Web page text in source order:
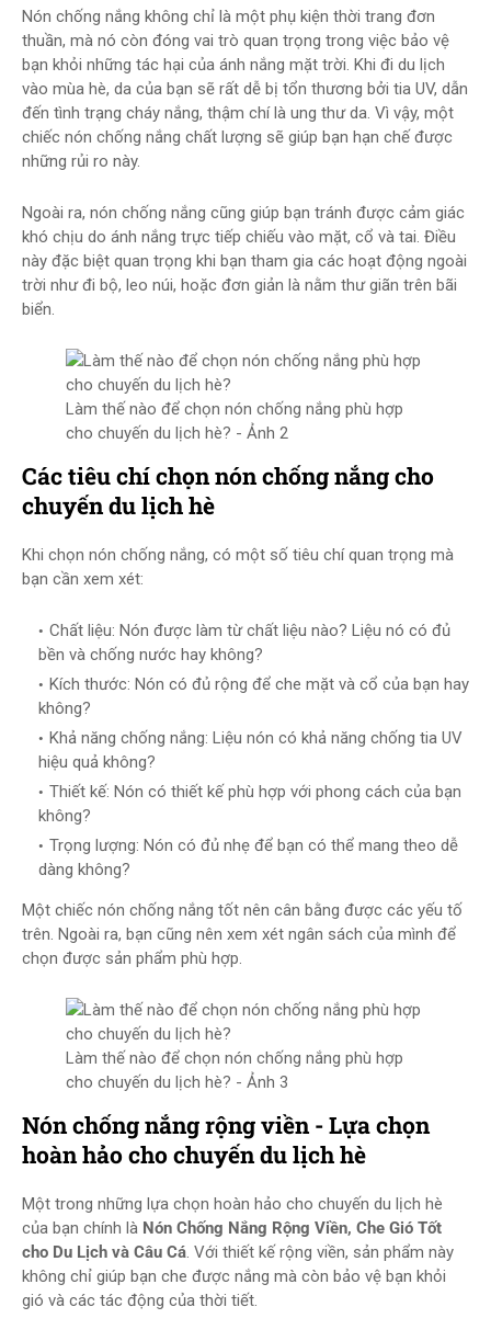
Nón chống nắng không chỉ là một phụ kiện thời trang đơn
thuần, mà nó còn đóng vai trò quan trọng trong việc bảo vệ
bạn khỏi những tác hại của ánh nắng mặt trời. Khi đi du lịch
vào mùa hè, da của bạn sẽ rất dễ bị tổn thương bởi tia UV, dẫn
đến tình trạng cháy nắng, thậm chí là ung thư da. Vì vậy, một
chiếc nón chống nắng chất lượng sẽ giúp bạn hạn chế được
những rủi ro này.
Ngoài ra, nón chống nắng cũng giúp bạn tránh được cảm giác
khó chịu do ánh nắng trực tiếp chiếu vào mặt, cổ và tai. Điều
này đặc biệt quan trọng khi bạn tham gia các hoạt động ngoài
trời như đi bộ, leo núi, hoặc đơn giản là nằm thư giãn trên bãi
biển.
Làm thế nào để chọn nón chống nắng phù hợp
cho chuyến du lịch hè? - Ảnh 2
Các tiêu chí chọn nón chống nắng cho
chuyến du lịch hè
Khi chọn nón chống nắng, có một số tiêu chí quan trọng mà
bạn cần xem xét:
Chất liệu: Nón được làm từ chất liệu nào? Liệu nó có đủ
bền và chống nước hay không?
Kích thước: Nón có đủ rộng để che mặt và cổ của bạn hay
không?
Khả năng chống nắng: Liệu nón có khả năng chống tia UV
hiệu quả không?
Thiết kế: Nón có thiết kế phù hợp với phong cách của bạn
không?
Trọng lượng: Nón có đủ nhẹ để bạn có thể mang theo dễ
dàng không?
Một chiếc nón chống nắng tốt nên cân bằng được các yếu tố
trên. Ngoài ra, bạn cũng nên xem xét ngân sách của mình để
chọn được sản phẩm phù hợp.
Làm thế nào để chọn nón chống nắng phù hợp
cho chuyến du lịch hè? - Ảnh 3
Nón chống nắng rộng viền - Lựa chọn
hoàn hảo cho chuyến du lịch hè
Một trong những lựa chọn hoàn hảo cho chuyến du lịch hè
của bạn chính là Nón Chống Nắng Rộng Viền, Che Gió Tốt
cho Du Lịch và Câu Cá. Với thiết kế rộng viền, sản phẩm này
không chỉ giúp bạn che được nắng mà còn bảo vệ bạn khỏi
gió và các tác động của thời tiết.